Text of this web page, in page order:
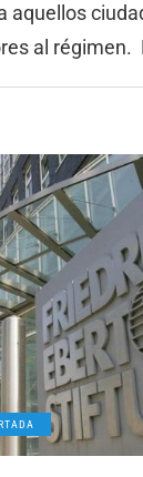
aquellos
al régimen.